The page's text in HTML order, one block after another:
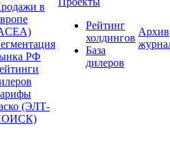
в
РФ
(ЭЛТ-
Рейтинг
холдингов
База
дилеров
Архив